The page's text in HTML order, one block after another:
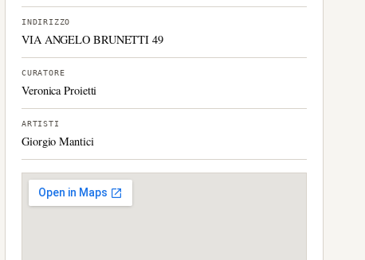
INDIRIZZO
VIA ANGELO BRUNETTI 49
CURATORE
Veronica Proietti
ARTISTI
Giorgio Mantici